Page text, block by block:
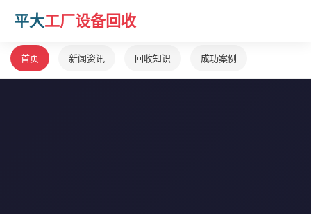
首页 新闻资讯 回收知识 成功案例
平大工厂设备回收